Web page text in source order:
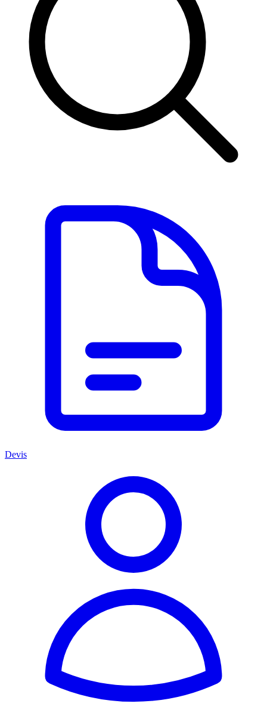
Devis